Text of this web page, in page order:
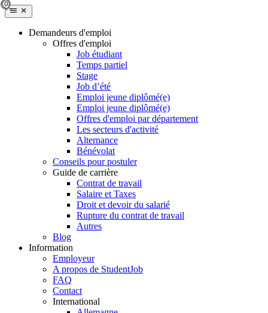
Demandeurs d'emploi
Offres d'emploi
Job étudiant
Temps partiel
Stage
Job d’été
Emploi jeune diplômé(e)
Emploi jeune diplômé(e)
Offres d'emploi par département
Les secteurs d'activité
Alternance
Bénévolat
Conseils pour postuler
Guide de carrière
Contrat de travail
Salaire et Taxes
Droit et devoir du salarié
Rupture du contrat de travail
Autres
Blog
Information
Employeur
A propos de StudentJob
FAQ
Contact
International